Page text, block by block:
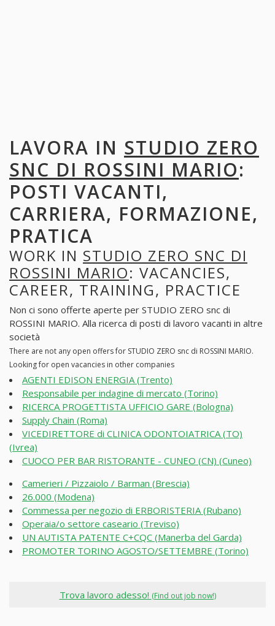
LAVORA IN STUDIO ZERO
SNC DI ROSSINI MARIO:
POSTI VACANTI,
CARRIERA, FORMAZIONE,
PRATICA
WORK IN STUDIO ZERO SNC DI
ROSSINI MARIO: VACANCIES,
CAREER, TRAINING, PRACTICE
Non ci sono offerte aperte per STUDIO ZERO snc di
ROSSINI MARIO. Alla ricerca di posti di lavoro vacanti in altre
società
There are not any open offers for STUDIO ZERO snc di ROSSINI MARIO.
Looking for open vacancies in other companies
AGENTI EDISON ENERGIA (Trento)
Responsabile per indagine di mercato (Torino)
RICERCA PROGETTISTA UFFICIO GARE (Bologna)
Supply Chain (Roma)
VICEDIRETTORE di CLINICA ODONTOIATRICA (TO)
(Ivrea)
CUOCO PER BAR RISTORANTE - CUNEO (CN) (Cuneo)
Camerieri / Pizzaiolo / Barman (Brescia)
26.000 (Modena)
Commessa per negozio di ERBORISTERIA (Rubano)
Operaia/o settore caseario (Treviso)
UN AUTISTA PATENTE C+CQC (Manerba del Garda)
PROMOTER TORINO AGOSTO/SETTEMBRE (Torino)
Trova lavoro adesso! (Find out job now!)